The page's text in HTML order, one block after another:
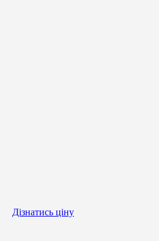
Дізнатись ціну